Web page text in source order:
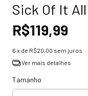
Sick Of It
R$119,99
6 x de R$20,00 sem juros
Ver mais detalhes
Tamanho